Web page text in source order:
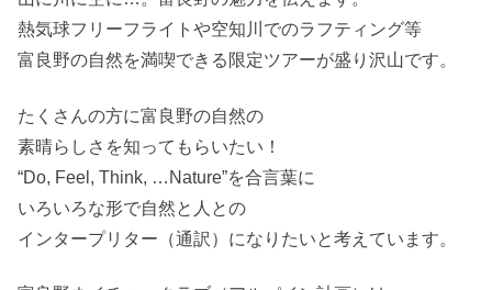
熱気球フリーフライトや空知川でのラフティング等
富良野の自然を満喫できる限定ツアーが盛り沢山です。
たくさんの方に富良野の自然の
素晴らしさを知ってもらいたい！
“Do, Feel, Think, …Nature”を合言葉に
いろいろな形で自然と人との
インタープリター（通訳）になりたいと考えています。